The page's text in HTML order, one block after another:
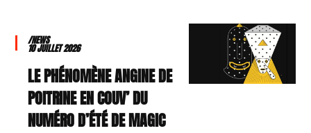
/NEWS
10 JUILLET 2026
LE PHÉNOMÈNE ANGINE DE
POITRINE EN COUV’ DU
NUMÉRO D’ÉTÉ DE MAGIC